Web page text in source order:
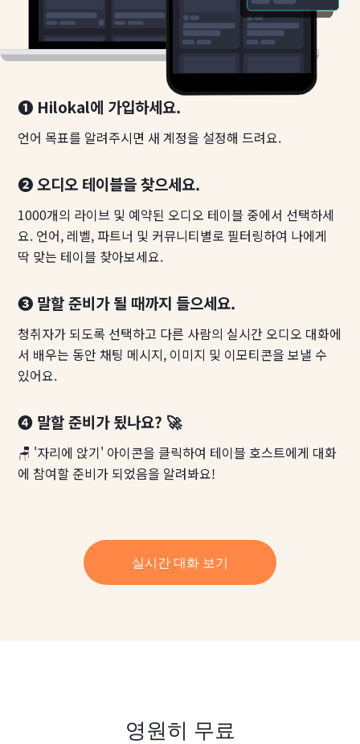
❶ Hilokal에 가입하세요.
언어 목표를 알려주시면 새 계정을 설정해 드려요.
❷ 오디오 테이블을 찾으세요.
1000개의 라이브 및 예약된 오디오 테이블 중에서 선택하세
요. 언어, 레벨, 파트너 및 커뮤니티별로 필터링하여 나에게
딱 맞는 테이블 찾아보세요.
❸ 말할 준비가 될 때까지 들으세요.
청취자가 되도록 선택하고 다른 사람의 실시간 오디오 대화에
서 배우는 동안 채팅 메시지, 이미지 및 이모티콘을 보낼 수
있어요.
❹ 말할 준비가 됬나요? 🚀
🪑 '자리에 앉기' 아이콘을 클릭하여 테이블 호스트에게 대화
에 참여할 준비가 되었음을 알려봐요!
실시간 대화 보기
영원히 무료